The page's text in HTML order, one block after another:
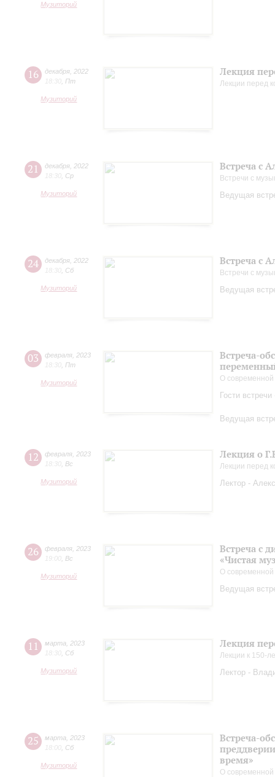
Музиторий
16 декабря 2022
18:30 Пт
Музиторий
Лекция
Лекции перед
21 декабря 2022
18:30 Ср
Музиторий
Встреча с
Встречи с
Ведущая
24 декабря 2022
18:30 Сб
Музиторий
Встреча с
Встречи с
Ведущая
03 февраля 2023
18:30 Пт
Музиторий
Встреча-
О
Гости
Ведущая
12 февраля 2023
18:30 Вс
Музиторий
Лекция о
Лекции перед
Лектор -
26 февраля 2023
19:00 Вс
Музиторий
Встреча с
«Чистая
О
Ведущая
11 марта
2023
18:30 Сб
Музиторий
Лекция
Лекции к 150-
Лектор -
25 марта
2023
18:00 Сб
Музиторий
Встреча-
время»
О